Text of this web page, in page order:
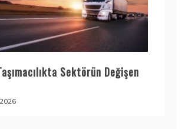
Sektörün Değişen